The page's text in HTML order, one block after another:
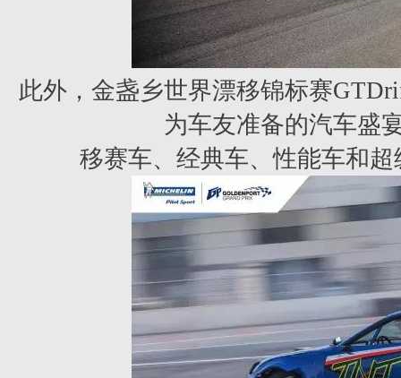
此外，金盏乡世界漂移锦标赛
为车友准备的汽车盛
移赛车、经典车、性能车和